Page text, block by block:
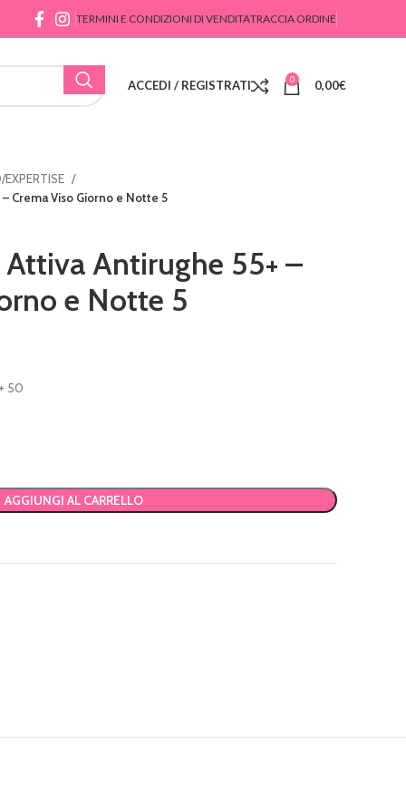
TERMINI E CONDIZIONI DI VENDITATRACCIA ORDINE
ACCEDI / REGISTRATI 0 0,00€
EXPERTISE
Crema Viso Giorno e Notte 5
Attiva Antirughe 55+ –
e Notte 5
50
AGGIUNGI AL CARRELLO